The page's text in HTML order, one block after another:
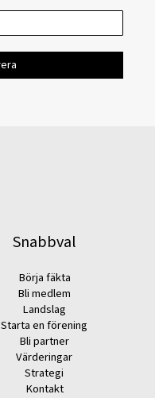
Snabbval
Börja fäkta
Bli medlem
Landslag
Starta en förening
Bli partner
Värderingar
Strategi
Kontakt